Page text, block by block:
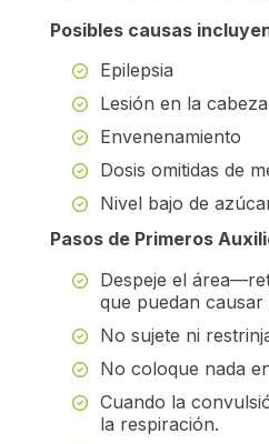
Posibles causas
Epilepsia
Lesión en la cabeza
Envenenamiento
Dosis omitidas de
Nivel bajo de
Pasos de Primeros
Despeje el
que puedan causar
No sujete ni
No coloque nada
Cuando la
la respiración.